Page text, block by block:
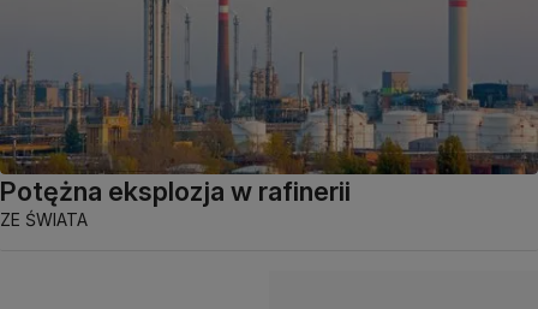
Potężna eksplozja w rafinerii
ZE ŚWIATA